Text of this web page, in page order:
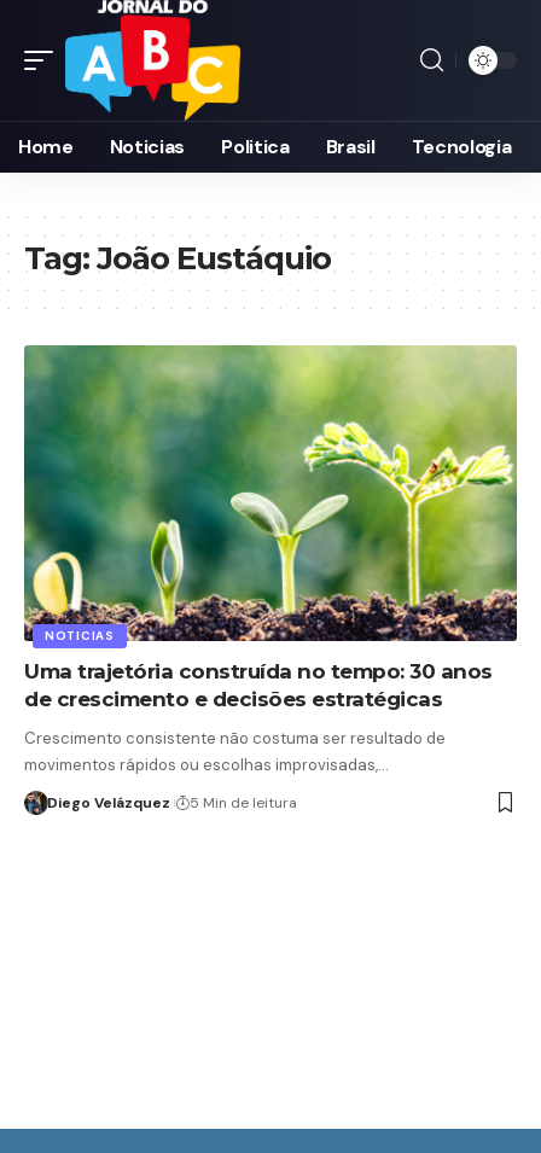
Home Noticias Politica Brasil Tecnologia
Tag:João Eustáquio
NOTICIAS
Uma trajetória construída no tempo: 30 anos
de crescimento e decisões estratégicas
Crescimento consistente não costuma ser resultado de
movimentos rápidos ou escolhas improvisadas,…
Diego Velázquez 5 Min de leitura